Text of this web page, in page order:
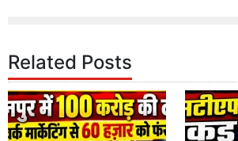
Related Posts